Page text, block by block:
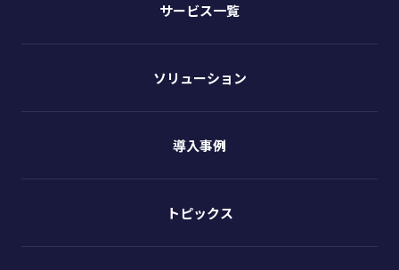
サービス一覧
ソリューション
導入事例
トピックス